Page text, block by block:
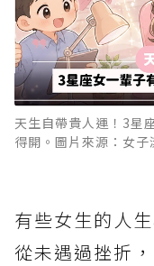
天生自帶貴人運！3星
得開。圖片來源：女子
有些女生的人
從未遇過挫折